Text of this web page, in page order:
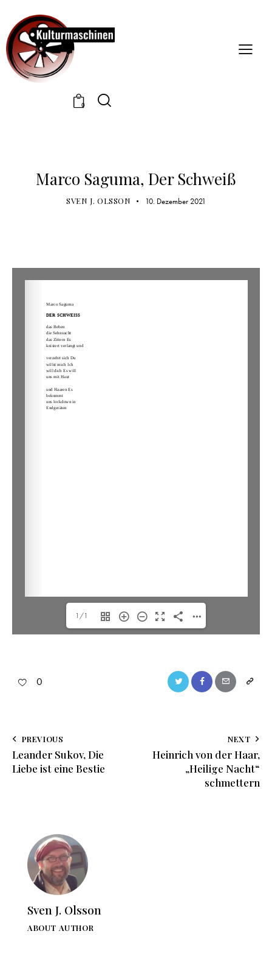
0
Marco Saguma, Der Schweiß
SVEN J. OLSSON 10. Dezember 2021
1/1
0
PREVIOUS
Leander Sukov, Die
Liebe ist eine Bestie
NEXT
Heinrich von der Haar,
„Heilige Nacht“
schmettern
Sven J. Olsson
ABOUT AUTHOR